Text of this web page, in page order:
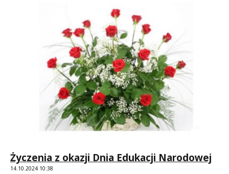
Życzenia z okazji Dnia Edukacji Narodowej
14.10.2024 10:38